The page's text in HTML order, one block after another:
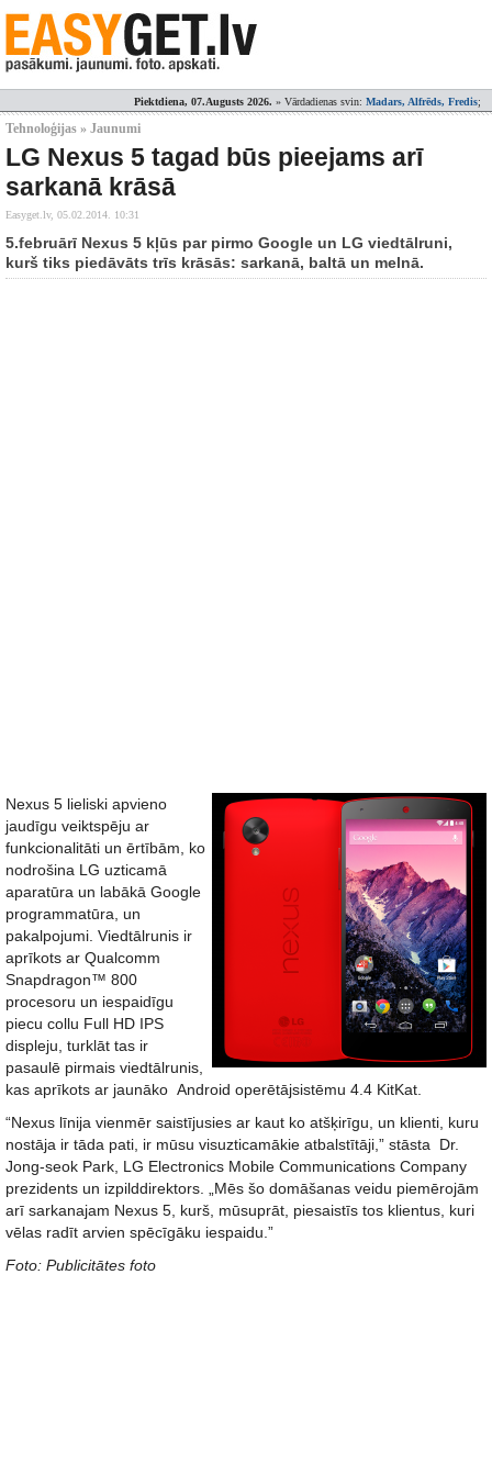
Piektdiena, 07.Augusts 2026. » Vārdadienas svin: Madars, Alfrēds, Fredis;
Tehnoloģijas » Jaunumi
LG Nexus 5 tagad būs pieejams arī
sarkanā krāsā
Easyget.lv, 05.02.2014. 10:31
5.februārī Nexus 5 kļūs par pirmo Google un LG viedtālruni,
kurš tiks piedāvāts trīs krāsās: sarkanā, baltā un melnā.
Nexus 5 lieliski apvieno
jaudīgu veiktspēju ar
funkcionalitāti un ērtībām, ko
nodrošina LG uzticamā
aparatūra un labākā Google
programmatūra, un
pakalpojumi. Viedtālrunis ir
aprīkots ar Qualcomm
Snapdragon™ 800
procesoru un iespaidīgu
piecu collu Full HD IPS
displeju, turklāt tas ir
pasaulē pirmais viedtālrunis,
kas aprīkots ar jaunāko Android operētājsistēmu 4.4 KitKat.
“Nexus līnija vienmēr saistījusies ar kaut ko atšķirīgu, un klienti, kuru
nostāja ir tāda pati, ir mūsu visuzticamākie atbalstītāji,” stāsta Dr.
Jong-seok Park, LG Electronics Mobile Communications Company
prezidents un izpilddirektors. „Mēs šo domāšanas veidu piemērojām
arī sarkanajam Nexus 5, kurš, mūsuprāt, piesaistīs tos klientus, kuri
vēlas radīt arvien spēcīgāku iespaidu.”
Foto: Publicitātes foto